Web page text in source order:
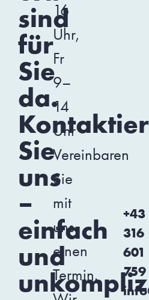
sind
für
Sie
da.
Sie
uns
–
einfach
und
16
Uhr,
Fr
9–
14
Uhr
Vereinbaren
Sie
mit
uns
einen
Termin.
+43
316
601
759